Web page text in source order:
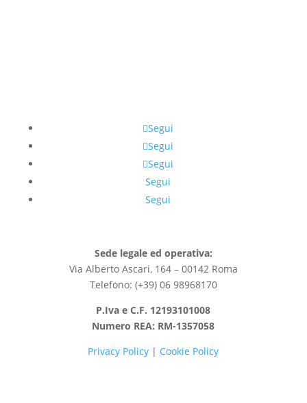
Segui
Segui
Segui
Segui
Segui
Sede legale ed operativa:
Via Alberto Ascari, 164 – 00142 Roma
Telefono: (+39) 06 98968170
P.Iva e C.F. 12193101008
Numero REA: RM-1357058
Privacy Policy | Cookie Policy